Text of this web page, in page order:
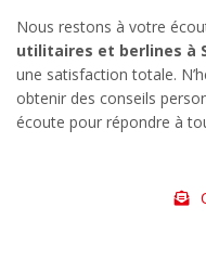
Nous restons à votre
utilitaires et berlines à
une satisfaction totale.
obtenir des conseils
écoute pour répondre à